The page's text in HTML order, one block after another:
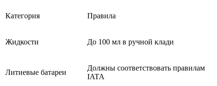
Категория Правила
Жидкости До 100 мл в ручной клади
Литиевые батареи
Должны соответствовать правилам
IATA